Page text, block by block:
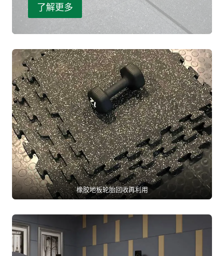
了解更多
橡胶地板轮胎回收再利用